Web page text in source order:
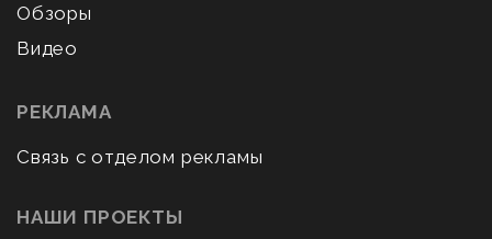
Обзоры
Видео
РЕКЛАМА
Связь с отделом рекламы
НАШИ ПРОЕКТЫ